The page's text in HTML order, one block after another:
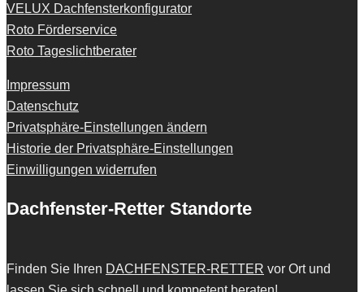
VELUX Dachfensterkonfigurator
Roto Förderservice
Roto Tageslichtberater
Impressum
Datenschutz
Privatsphäre-Einstellungen ändern
Historie der Privatsphäre-Einstellungen
Einwilligungen widerrufen
Dachfenster-Retter Standorte
Finden Sie Ihren DACHFENSTER-RETTER vor Ort und